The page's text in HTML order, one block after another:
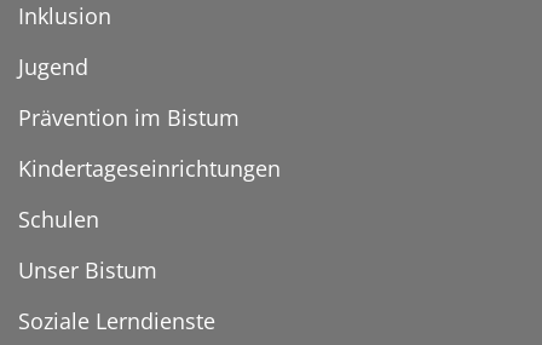
Inklusion
Jugend
Prävention im Bistum
Kindertageseinrichtungen
Schulen
Unser Bistum
Soziale Lerndienste